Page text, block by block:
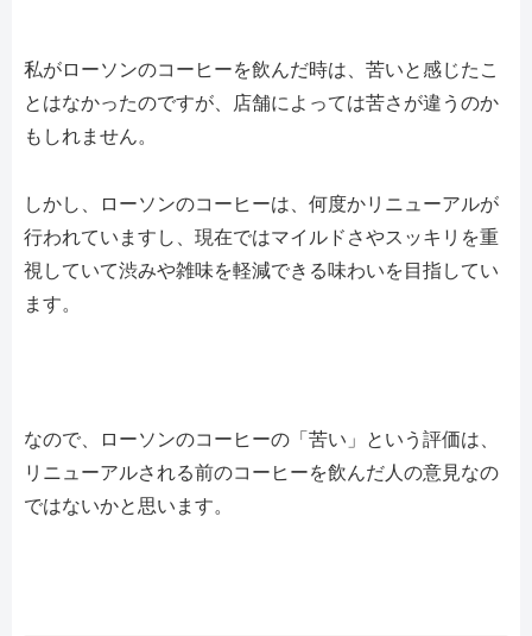
私がローソンのコーヒーを飲んだ時は、苦いと感じたこ
とはなかったのですが、店舗によっては苦さが違うのか
もしれません。
しかし、ローソンのコーヒーは、何度かリニューアルが
行われていますし、現在ではマイルドさやスッキリを重
視していて渋みや雑味を軽減できる味わいを目指してい
ます。
なので、ローソンのコーヒーの「苦い」という評価は、
リニューアルされる前のコーヒーを飲んだ人の意見なの
ではないかと思います。